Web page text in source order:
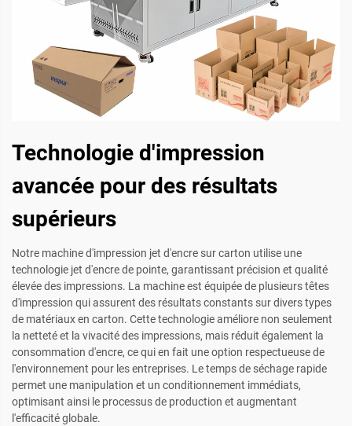
Technologie d'impression
avancée pour des résultats
supérieurs
Notre machine d'impression jet d'encre sur carton utilise une
technologie jet d'encre de pointe, garantissant précision et qualité
élevée des impressions. La machine est équipée de plusieurs têtes
d'impression qui assurent des résultats constants sur divers types
de matériaux en carton. Cette technologie améliore non seulement
la netteté et la vivacité des impressions, mais réduit également la
consommation d'encre, ce qui en fait une option respectueuse de
l'environnement pour les entreprises. Le temps de séchage rapide
permet une manipulation et un conditionnement immédiats,
optimisant ainsi le processus de production et augmentant
l'efficacité globale.